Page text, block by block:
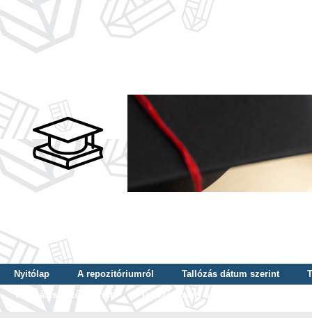
Nyitólap A repozitóriumról Tallózás dátum szerint
Tallózás szerző szerint
Tallózás nyelv szerint